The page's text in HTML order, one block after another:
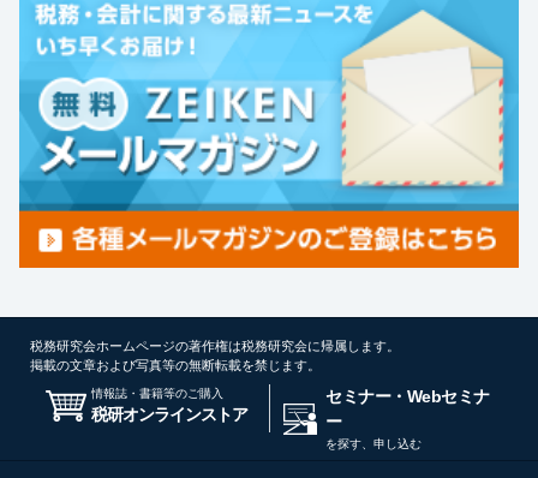
税務研究会ホームページの著作権は税務研究会に帰属します。
掲載の文章および写真等の無断転載を禁じます。
情報誌・書籍等のご購入
税研オンラインストア
セミナー・Webセミナ
ー
を探す、申し込む